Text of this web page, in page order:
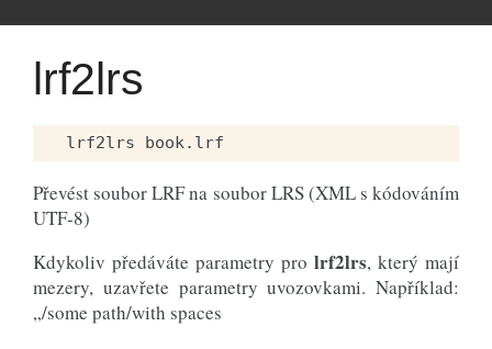
lrf2lrs
Převést soubor LRF na soubor LRS (XML s kódováním
UTF-8)
Kdykoliv předáváte parametry pro lrf2lrs, který mají
mezery, uzavřete parametry uvozovkami. Například:
„/some path/with spaces